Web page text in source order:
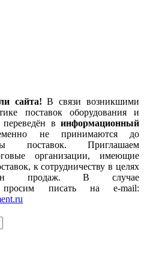
сайта! В связи возникшими
поставок оборудования и
переведён в информационный
не принимаются до
поставок. Приглашаем
организации, имеющие
к сотрудничеству в целях
продаж. В случае
просим писать на e-mail: